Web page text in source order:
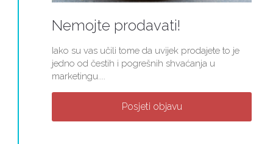
Nemojte prodavati!
Iako su vas učili tome da uvijek prodajete to je
jedno od čestih i pogrešnih shvaćanja u
marketingu....
Posjeti objavu